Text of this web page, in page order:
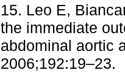
15. Leo E,
the immediate
abdominal aortic
2006;192:19–23.